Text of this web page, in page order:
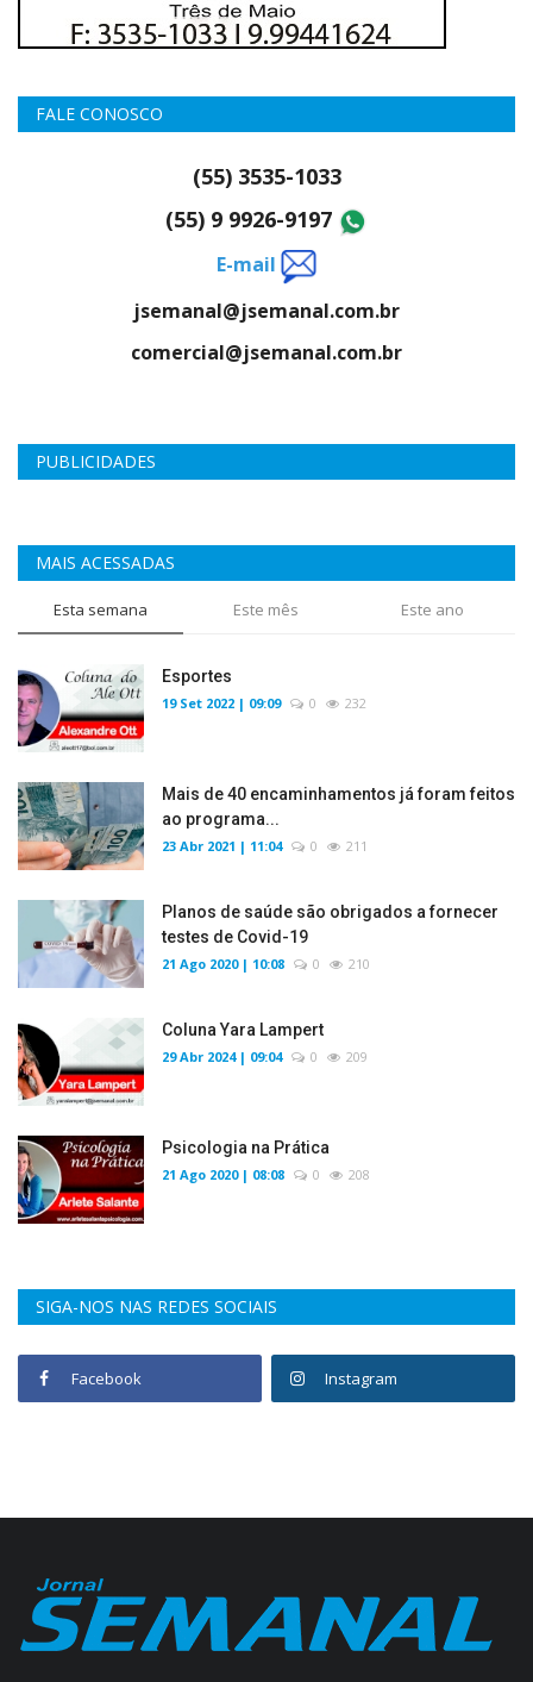
FALE CONOSCO
(55) 3535-1033
(55) 9 9926-9197
E-mail
jsemanal@jsemanal.com.br
comercial@jsemanal.com.br
PUBLICIDADES
MAIS ACESSADAS
Esta semana Este mês Este ano
Esportes
19 Set 2022 | 09:09 0 232
Mais de 40 encaminhamentos já foram feitos
ao programa...
23 Abr 2021 | 11:04 0 211
Planos de saúde são obrigados a fornecer
testes de Covid-19
21 Ago 2020 | 10:08 0 210
Coluna Yara Lampert
29 Abr 2024 | 09:04 0 209
Psicologia na Prática
21 Ago 2020 | 08:08 0 208
SIGA-NOS NAS REDES SOCIAIS
Facebook Instagram